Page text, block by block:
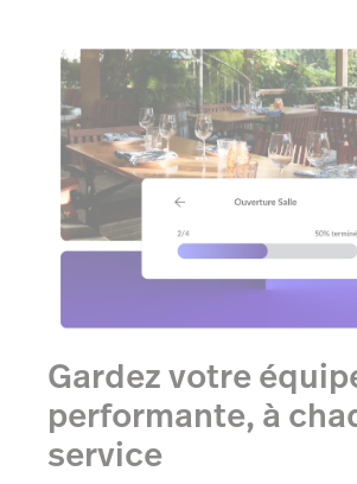
Gardez votre
performante, à
service